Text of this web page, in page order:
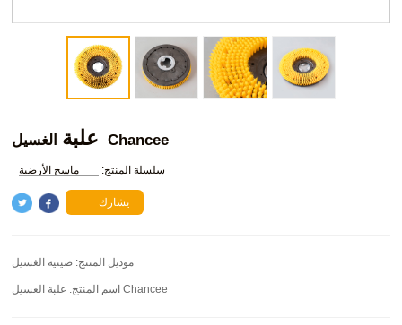
علبة الغسيل Chancee
سلسلة المنتج: ماسح الأرضية
يشارك
موديل المنتج: صينية الغسيل
اسم المنتج: علبة الغسيل Chancee